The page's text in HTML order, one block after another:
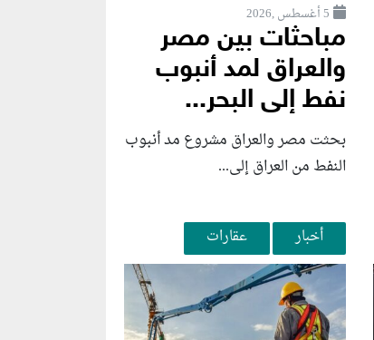
5 أغسطس ,2026
مباحثات بين مصر
والعراق لمد أنبوب
نفط إلى البحر...
بحثت مصر والعراق مشروع مد أنبوب
النفط من العراق إلى...
أخبار عقارات